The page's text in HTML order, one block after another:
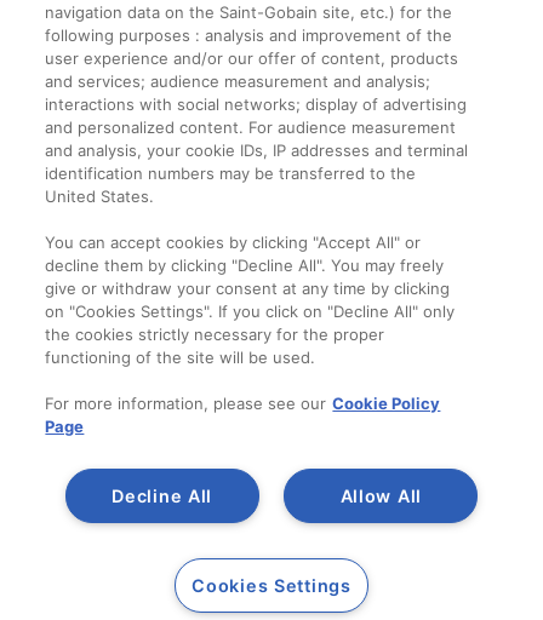
Informații legale
Termeni și condiții
Companie
Despre noi
Contact
Copyright 2014-2023
A SAINT-GOBAIN
BRAND
navigation data on the Saint-Gobain site, etc.) for the
following purposes : analysis and improvement of the
user experience and/or our offer of content, products
and services; audience measurement and analysis;
interactions with social networks; display of advertising
and personalized content. For audience measurement
and analysis, your cookie IDs, IP addresses and terminal
identification numbers may be transferred to the
United States.
You can accept cookies by clicking "Accept All" or
decline them by clicking "Decline All". You may freely
give or withdraw your consent at any time by clicking
on "Cookies Settings". If you click on "Decline All" only
the cookies strictly necessary for the proper
functioning of the site will be used.
For more information, please see our Cookie Policy
Page
Allow All
Decline All
Cookies Settings